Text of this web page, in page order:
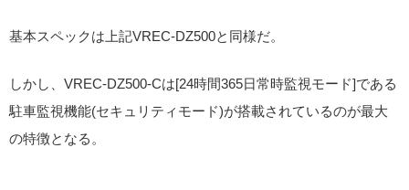
基本スペックは上記VREC-DZ500と同様だ。
しかし、VREC-DZ500-Cは[24時間365日常時監視モード]である
駐車監視機能(セキュリティモード)が搭載されているのが最大
の特徴となる。